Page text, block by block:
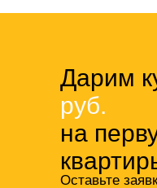
Оставьте
Дарим
руб.
на